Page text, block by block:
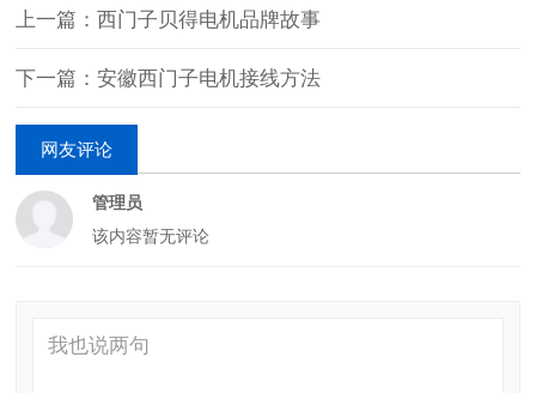
上一篇：西门子贝得电机品牌故事
下一篇：安徽西门子电机接线方法
网友评论
管理员
该内容暂无评论